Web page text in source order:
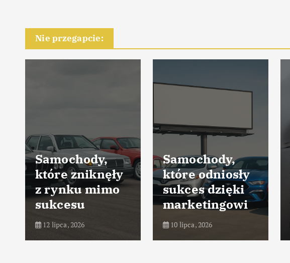
Nie przegapcie:
Samochody,
które zniknęły
z rynku mimo
sukcesu
12 lipca, 2026
Samochody,
które odniosły
sukces dzięki
marketingowi
10 lipca, 2026